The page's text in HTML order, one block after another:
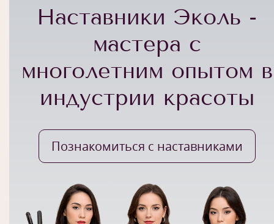
Наставники Эколь -
мастера с
многолетним опытом в
индустрии красоты
Познакомиться с наставниками